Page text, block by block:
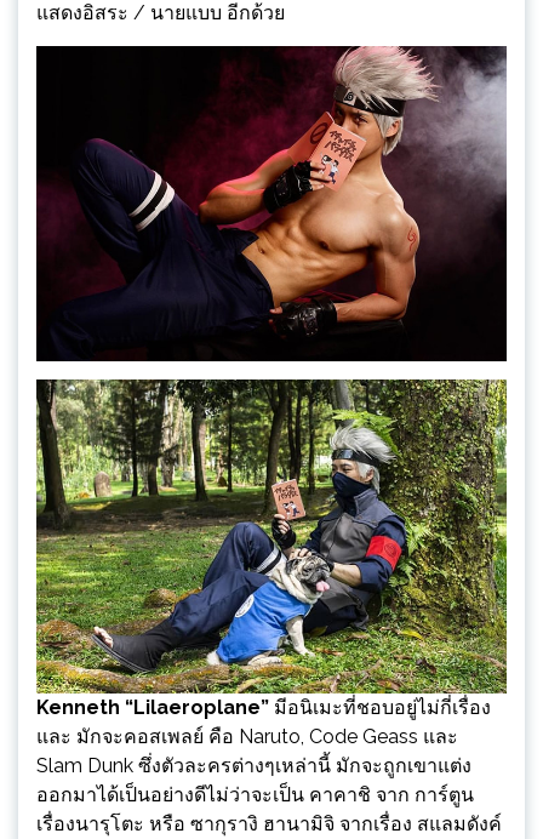
แสดงอิสระ / นายแบบ อีกด้วย
Kenneth “Lilaeroplane” มีอนิเมะที่ชอบอยู่ไม่กี่เรื่อง
และ มักจะคอสเพลย์ คือ Naruto, Code Geass และ
Slam Dunk ซึ่งตัวละครต่างๆเหล่านี้ มักจะถูกเขาแต่ง
ออกมาได้เป็นอย่างดีไม่ว่าจะเป็น คาคาชิ จาก การ์ตูน
เรื่องนารุโตะ หรือ ซากุรางิ ฮานามิจิ จากเรื่อง สแลมดังค์